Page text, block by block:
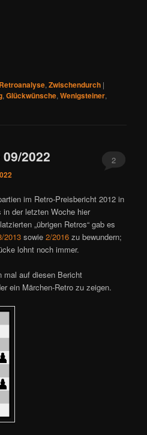
Retroanalyse,Zwischendurch |
,Glückwünsche,Wenigsteiner,
2022 2
im Retro-Preisbericht 2012 in
in der letzten Woche hier
„übrigen Retros“ gab es
2013 sowie2/2016 zu bewundern;
lohnt noch immer.
mal auf diesen Bericht
ein Märchen-Retro zu zeigen.